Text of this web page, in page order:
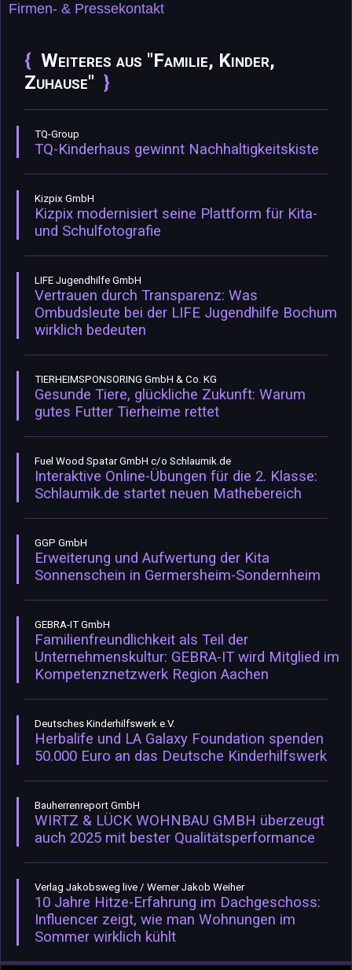
Firmen- & Pressekontakt
Weiteres aus "Familie, Kinder,
Zuhause"
TQ-Group
TQ-Kinderhaus gewinnt Nachhaltigkeitskiste
Kizpix GmbH
Kizpix modernisiert seine Plattform für Kita-
und Schulfotografie
LIFE Jugendhilfe GmbH
Vertrauen durch Transparenz: Was
Ombudsleute bei der LIFE Jugendhilfe Bochum
wirklich bedeuten
TIERHEIMSPONSORING GmbH & Co. KG
Gesunde Tiere, glückliche Zukunft: Warum
gutes Futter Tierheime rettet
Fuel Wood Spatar GmbH c/o Schlaumik.de
Interaktive Online-Übungen für die 2. Klasse:
Schlaumik.de startet neuen Mathebereich
GGP GmbH
Erweiterung und Aufwertung der Kita
Sonnenschein in Germersheim-Sondernheim
GEBRA-IT GmbH
Familienfreundlichkeit als Teil der
Unternehmenskultur: GEBRA-IT wird Mitglied im
Kompetenznetzwerk Region Aachen
Deutsches Kinderhilfswerk e.V.
Herbalife und LA Galaxy Foundation spenden
50.000 Euro an das Deutsche Kinderhilfswerk
Bauherrenreport GmbH
WIRTZ & LÜCK WOHNBAU GMBH überzeugt
auch 2025 mit bester Qualitätsperformance
Verlag Jakobsweg live / Werner Jakob Weiher
10 Jahre Hitze-Erfahrung im Dachgeschoss:
Influencer zeigt, wie man Wohnungen im
Sommer wirklich kühlt